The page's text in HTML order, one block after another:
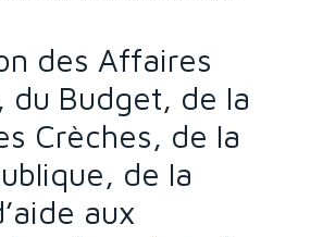
des Affaires
du Budget, de la
Crèches, de la
de la
aux